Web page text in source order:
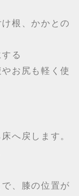
根、かかとの
る
お尻も軽く使
へ戻します。
、膝の位置が